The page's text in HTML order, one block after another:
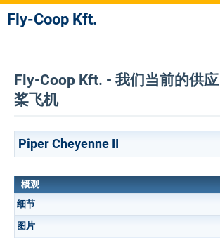
Fly-Coop Kft.
Fly-Coop Kft. - 我们当前的供
桨飞机
Piper Cheyenne II
概观
细节
图片